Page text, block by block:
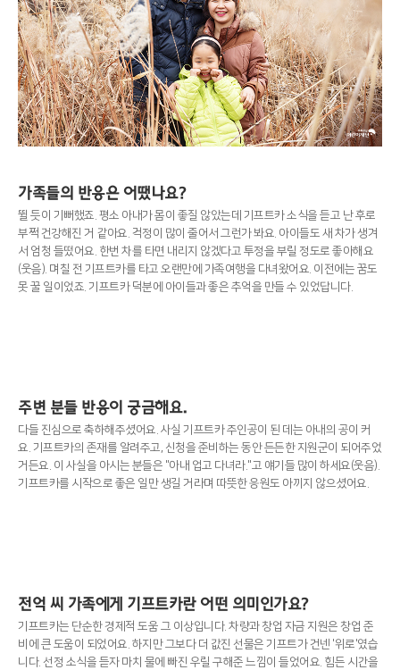
가족들의 반응은 어땠나요?
뛸 듯이 기뻐했죠. 평소 아내가 몸이 좋질 않았는데 기프트카 소식을 듣고 난 후로
부쩍 건강해진 거 같아요. 걱정이 많이 줄어서 그런가 봐요. 아이들도 새 차가 생겨
서 엄청 들떴어요. 한번 차를 타면 내리지 않겠다고 투정을 부릴 정도로 좋아해요
(웃음). 며칠 전 기프트카를 타고 오랜만에 가족여행을 다녀왔어요. 이전에는 꿈도
못 꿀 일이었죠. 기프트카 덕분에 아이들과 좋은 추억을 만들 수 있었답니다.
주변 분들 반응이 궁금해요.
다들 진심으로 축하해주셨어요. 사실 기프트카 주인공이 된 데는 아내의 공이 커
요. 기프트카의 존재를 알려주고, 신청을 준비하는 동안 든든한 지원군이 되어주었
거든요. 이 사실을 아시는 분들은 "아내 업고 다녀라."고 얘기들 많이 하세요(웃음).
기프트카를 시작으로 좋은 일만 생길 거라며 따뜻한 응원도 아끼지 않으셨어요.
전억 씨 가족에게 기프트카란 어떤 의미인가요?
기프트카는 단순한 경제적 도움 그 이상입니다. 차량과 창업 자금 지원은 창업 준
비에 큰 도움이 되었어요. 하지만 그보다 더 값진 선물은 기프트가 건넨 '위로'였습
니다. 선정 소식을 듣자 마치 물에 빠진 우릴 구해준 느낌이 들었어요. 힘든 시간을